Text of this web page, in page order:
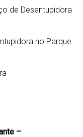
de Desentupidora
no Parque
–